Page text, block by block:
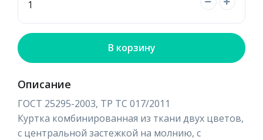
В корзину
Описание
ГОСТ 25295-2003, ТР ТС 017/2011
Куртка комбинированная из ткани двух цветов,
с центральной застежкой на молнию, с